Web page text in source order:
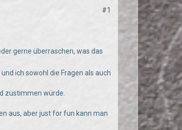
#1
gerne überraschen, was das
ich sowohl die Fragen als auch
zustimmen würde.
aus, aber just for fun kann man